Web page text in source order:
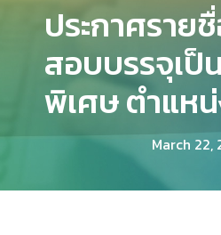
ประกาศราย
สอบบรรจุเป็
พิเศษ ตำแห
March 22,